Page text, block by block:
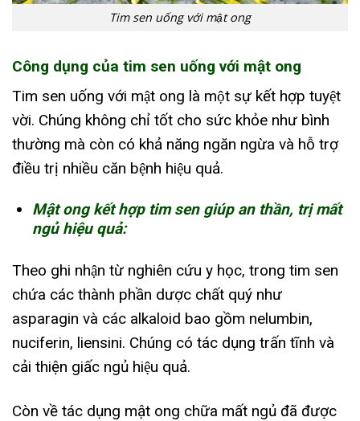
Tim sen uống với mật ong
Công dụng của tim sen uống với mật ong
Tim sen uống với mật ong là một sự kết hợp tuyệt
vời. Chúng không chỉ tốt cho sức khỏe như bình
thường mà còn có khả năng ngăn ngừa và hỗ trợ
điều trị nhiều căn bệnh hiệu quả.
Mật ong kết hợp tim sen giúp an thần, trị mất
ngủ hiệu quả:
Theo ghi nhận từ nghiên cứu y học, trong tim sen
chứa các thành phần dược chất quý như
asparagin và các alkaloid bao gồm nelumbin,
nuciferin, liensini. Chúng có tác dụng trấn tĩnh và
cải thiện giấc ngủ hiệu quả.
Còn về tác dụng mật ong chữa mất ngủ đã được